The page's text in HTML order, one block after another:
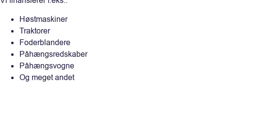
Høstmaskiner
Traktorer
Foderblandere
Påhængsredskaber
Påhængsvogne
Og meget andet